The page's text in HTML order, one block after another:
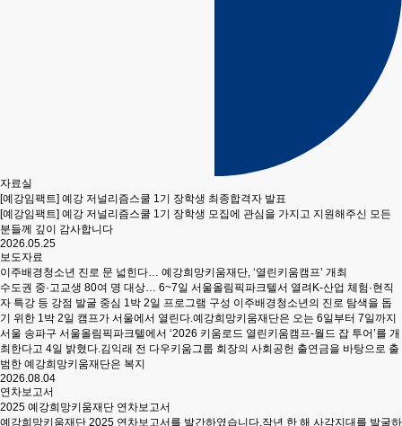
자료실
[예강임팩트] 예강 저널리즘스쿨 1기 장학생 최종합격자 발표
[예강임팩트] 예강 저널리즘스쿨 1기 장학생 모집에 관심을 가지고 지원해주신 모든
분들께 깊이 감사합니다
2026.05.25
보도자료
이주배경청소년 진로 문 넓힌다… 예강희망키움재단, ‘열린키움캠프’ 개최
수도권 중·고교생 80여 명 대상… 6~7일 서울올림픽파크텔서 열려K-산업 체험·현직
자 특강 등 강점 발굴 중심 1박 2일 프로그램 구성 이주배경청소년의 진로 탐색을 돕
기 위한 1박 2일 캠프가 서울에서 열린다.예강희망키움재단은 오는 6일부터 7일까지
서울 송파구 서울올림픽파크텔에서 ‘2026 키움로드 열린키움캠프-월드 잡 투어’를 개
최한다고 4일 밝혔다.김익래 전 다우키움그룹 회장의 사회공헌 출연금을 바탕으로 출
범한 예강희망키움재단은 복지
2026.08.04
연차보고서
2025 예강희망키움재단 연차보고서
예강희망키움재단 2025 연차보고서를 발간하였습니다.작년 한 해 사각지대를 발굴하